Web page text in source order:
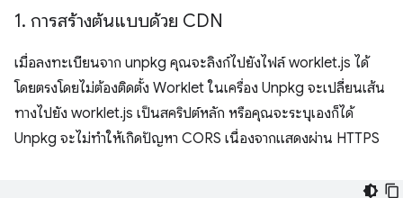
1. การสร้างต้นแบบด้วย CDN
เมื่อลงทะเบียนจาก unpkg คุณจะลิงก์ไปยังไฟล์ worklet.js ได้
โดยตรงโดยไม่ต้องติดตั้ง Worklet ในเครื่อง Unpkg จะเปลี่ยนเส้น
ทางไปยัง worklet.js เป็นสคริปต์หลัก หรือคุณจะระบุเองก็ได้
Unpkg จะไม่ทำให้เกิดปัญหา CORS เนื่องจากแสดงผ่าน HTTPS